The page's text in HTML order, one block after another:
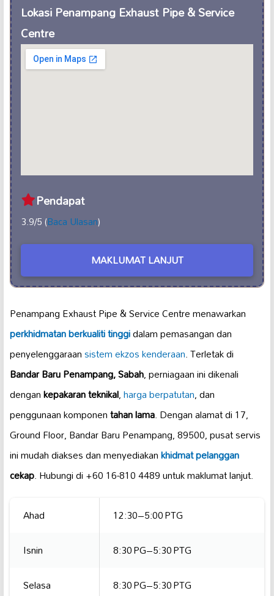
Lokasi Penampang Exhaust Pipe & Service
Centre
Pendapat
3.9/5 (Baca Ulasan)
MAKLUMAT LANJUT
Penampang Exhaust Pipe & Service Centre menawarkan
perkhidmatan berkualiti tinggidalam pemasangan dan
penyelenggaraansistem ekzos kenderaan. Terletak di
Bandar Baru Penampang, Sabah, perniagaan ini dikenali
dengankepakaran teknikal,harga berpatutan, dan
penggunaan komponentahan lama. Dengan alamat di 17,
Ground Floor, Bandar Baru Penampang, 89500, pusat servis
ini mudah diakses dan menyediakankhidmat pelanggan
cekap. Hubungi di +60 16-810 4489 untuk maklumat lanjut.
Ahad
12:30–5:00 PTG
Isnin
8:30 PG–5:30 PTG
Selasa
8:30 PG–5:30 PTG